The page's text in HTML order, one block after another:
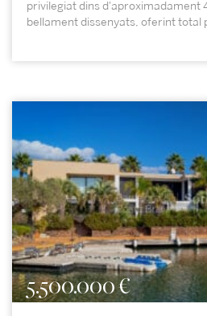
privilegiat dins d'aproximadament
bellament dissenyats, oferint total
5.500.000 €